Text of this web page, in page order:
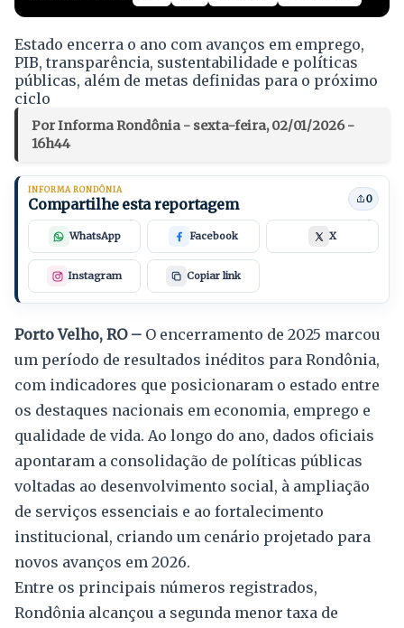
Estado encerra o ano com avanços em emprego,
PIB, transparência, sustentabilidade e políticas
públicas, além de metas definidas para o próximo
ciclo
Por Informa Rondônia - sexta-feira, 02/01/2026 -
16h44
INFORMA RONDÔNIA
Compartilhe esta reportagem 0
WhatsApp Facebook X
Instagram Copiar link
Porto Velho, RO – O encerramento de 2025 marcou
um período de resultados inéditos para Rondônia,
com indicadores que posicionaram o estado entre
os destaques nacionais em economia, emprego e
qualidade de vida. Ao longo do ano, dados oficiais
apontaram a consolidação de políticas públicas
voltadas ao desenvolvimento social, à ampliação
de serviços essenciais e ao fortalecimento
institucional, criando um cenário projetado para
novos avanços em 2026.
Entre os principais números registrados,
Rondônia alcançou a segunda menor taxa de